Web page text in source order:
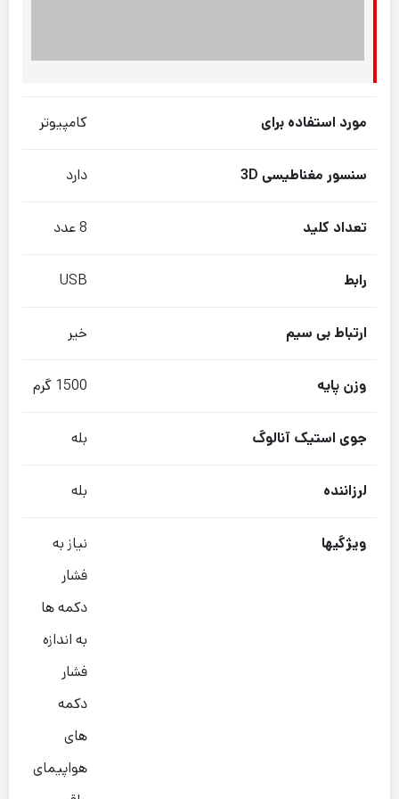
مورد استفاده برای کامپیوتر
سنسور مغناطیسی 3D دارد
تعداد کلید 8 عدد
رابط USB
ارتباط بی سیم خیر
وزن پایه 1500 گرم
جوی استیک آنالوگ بله
لرزاننده بله
ویژگیها
نیاز به
فشار
دکمه ها
به اندازه
فشار
دکمه
های
هواپیمای